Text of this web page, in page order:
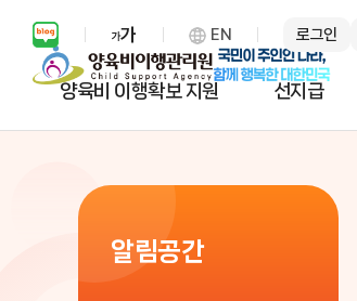
보통 화면 확대 설정 열기
EN 로그인
양육비 이행확보 지원 선지급
알림공간